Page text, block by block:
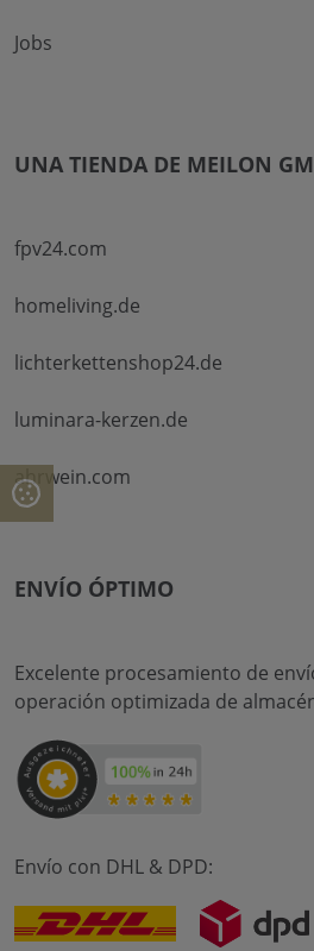
Jobs
UNA TIENDA DE MEILON
fpv24.com
homeliving.de
lichterkettenshop24.de
luminara-kerzen.de
ahrwein.com
ENVÍO ÓPTIMO
Excelente procesamiento de
operación optimizada de
Envío con DHL & DPD: